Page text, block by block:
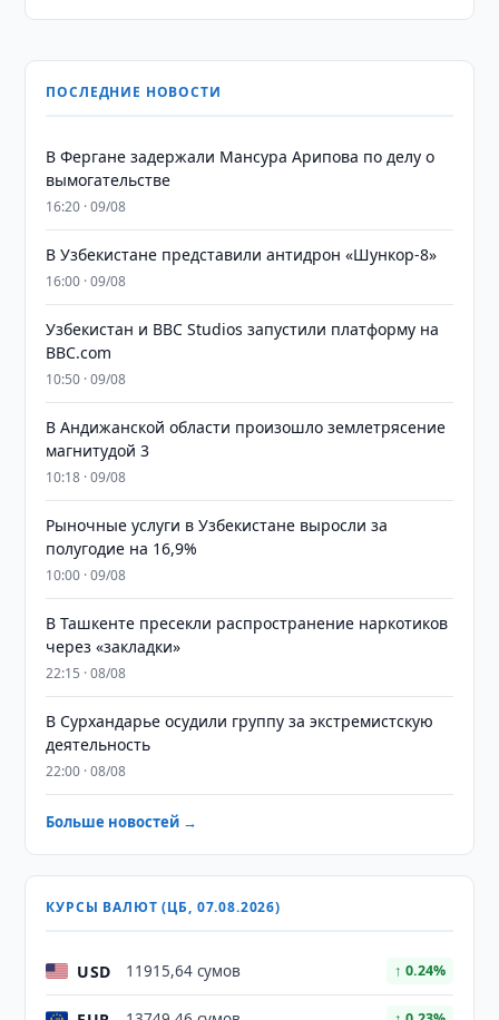
ПОСЛЕДНИЕ НОВОСТИ
В Фергане задержали Мансура Арипова по делу о
вымогательстве
16:20 · 09/08
В Узбекистане представили антидрон «Шункор-8»
16:00 · 09/08
Узбекистан и BBC Studios запустили платформу на
BBC.com
10:50 · 09/08
В Андижанской области произошло землетрясение
магнитудой 3
10:18 · 09/08
Рыночные услуги в Узбекистане выросли за
полугодие на 16,9%
10:00 · 09/08
В Ташкенте пресекли распространение наркотиков
через «закладки»
22:15 · 08/08
В Сурхандарье осудили группу за экстремистскую
деятельность
22:00 · 08/08
Больше новостей →
КУРСЫ ВАЛЮТ (ЦБ, 07.08.2026)
USD 11915,64 сумов ↑ 0.24%